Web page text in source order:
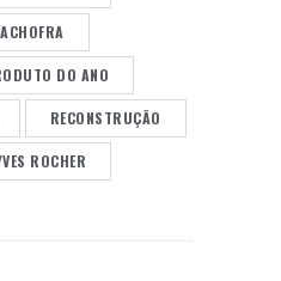
DO ANO
RECONSTRUÇÃO
ROCHER